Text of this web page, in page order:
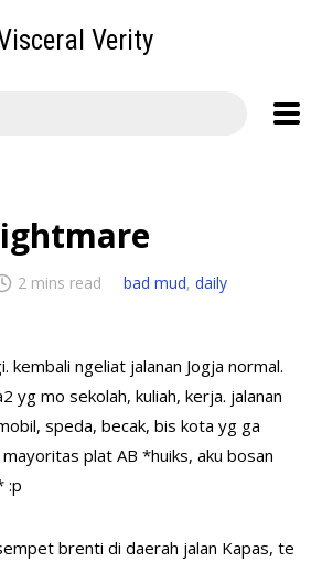
Verity
2 mins read bad mud, daily
kembali ngeliat jalanan Jogja normal.
yg mo sekolah, kuliah, kerja. jalanan
speda, becak, bis kota yg ga
plat AB *huiks, aku bosan
:p
brenti di daerah jalan Kapas, te